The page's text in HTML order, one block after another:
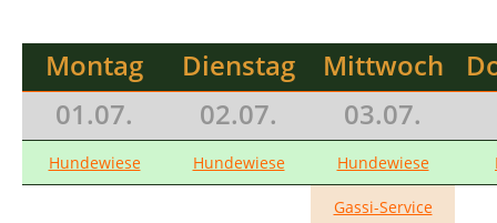
Montag Dienstag Mittwoch
01.07.
02.07. 03.07.
Hundewiese Hundewiese Hundewiese
Gassi-Service